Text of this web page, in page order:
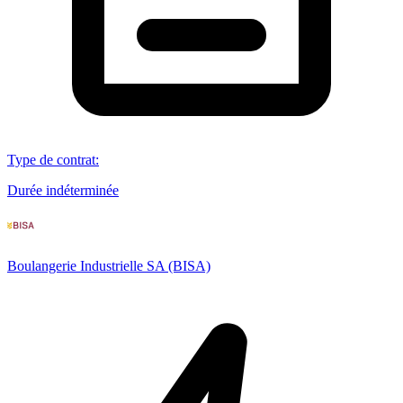
Type de contrat:
Durée indéterminée
Boulangerie Industrielle SA (BISA)